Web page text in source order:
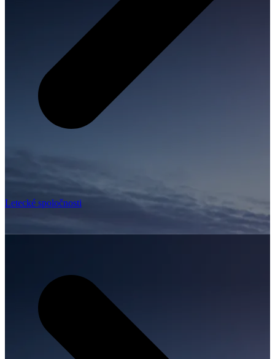
Letecké spoločnosti